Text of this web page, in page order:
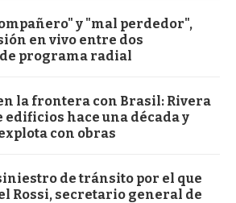
y "mal perdedor",
en vivo entre dos
programa radial
la frontera con Brasil: Rivera
edificios hace una década y
con obras
de tránsito por el que
Rossi, secretario general de